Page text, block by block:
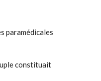
paramédicales
constituait